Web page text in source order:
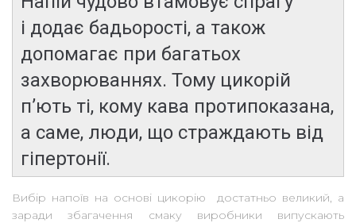
і додає бадьорості, а також
допомагає при багатьох
захворюваннях. Тому цикорій
п’ють ті, кому кава протипоказана,
а саме, люди, що страждають від
гіпертонії.
Вибір напоїв на основі цикорію достатньо великий, а
заради збагачення смаку виробники випускають